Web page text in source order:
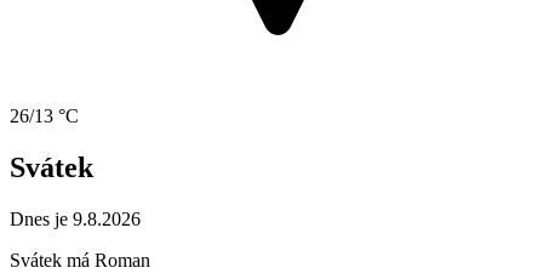
26/13 °C
Svátek
Dnes je 9.8.2026
Svátek má Roman